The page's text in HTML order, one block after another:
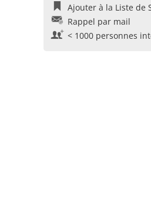
Ajouter à la Liste de
Rappel par mail
< 1000 personnes